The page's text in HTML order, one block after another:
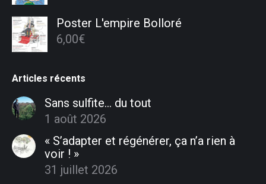
Poster L'empire Bolloré
6,00€
Articles récents
Sans sulfite… du tout
1 août 2026
« S’adapter et régénérer, ça n’a rien à
voir ! »
31 juillet 2026